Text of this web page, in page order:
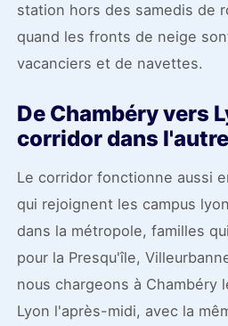
station hors des samedis de
quand les fronts de neige
vacanciers et de navettes.
De Chambéry vers
corridor dans
Le corridor fonctionne aussi
qui rejoignent les campus
dans la métropole, familles
pour la Presqu'île,
nous chargeons à Chambéry
Lyon l'après-midi, avec la